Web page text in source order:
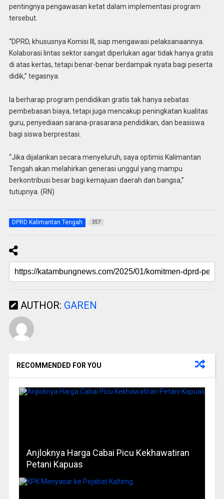
pentingnya pengawasan ketat dalam implementasi program
tersebut.
“DPRD, khususnya Komisi III, siap mengawasi pelaksanaannya.
Kolaborasi lintas sektor sangat diperlukan agar tidak hanya gratis
di atas kertas, tetapi benar-benar berdampak nyata bagi peserta
didik,” tegasnya.
Ia berharap program pendidikan gratis tak hanya sebatas
pembebasan biaya, tetapi juga mencakup peningkatan kualitas
guru, penyediaan sarana-prasarana pendidikan, dan beasiswa
bagi siswa berprestasi.
“Jika dijalankan secara menyeluruh, saya optimis Kalimantan
Tengah akan melahirkan generasi unggul yang mampu
berkontribusi besar bagi kemajuan daerah dan bangsa,”
tutupnya. (RN)
DPRD Kalimantan Tengah 357
AUTHOR: GAREN
RECOMMENDED FOR YOU
Anjloknya Harga Cabai Picu Kekhawatiran
Petani Kapuas